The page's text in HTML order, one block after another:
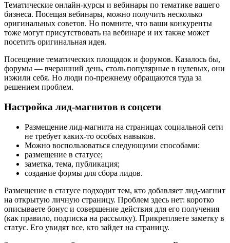
Тематические онлайн-курсы и вебинары по тематике вашего
бизнеса. Посещая вебинары, можно получить несколько
оригинальных советов. Но помните, что ваши конкуренты
тоже могут присутствовать на вебинаре и их также может
посетить оригинальная идея.
Посещение тематических площадок и форумов. Казалось бы,
форумы — вчерашний день, столь популярные в нулевых, они
изжили себя. Но люди по-прежнему обращаются туда за
решением проблем.
Настройка лид-магнитов в соцсети
Размещение лид-магнита на страницах социальной сети
не требует каких-то особых навыков.
Можно воспользоваться следующими способами:
размещение в статусе;
заметка, тема, публикация;
создание формы для сбора лидов.
Размещение в статусе подходит тем, кто добавляет лид-магнит
на открытую личную страницу. Проблем здесь нет: коротко
описываете бонус и совершение действия для его получения
(как правило, подписка на рассылку). Прикрепляете заметку в
статус. Его увидят все, кто зайдет на страницу.